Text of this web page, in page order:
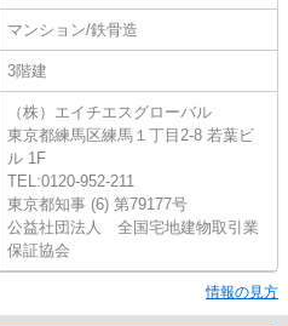
マンション/鉄骨造
3階建
（株）エイチエスグローバル
東京都練馬区練馬１丁目2-8 若葉ビ
ル 1F
TEL:0120-952-211
東京都知事 (6) 第79177号
公益社団法人 全国宅地建物取引業
保証協会
情報の見方